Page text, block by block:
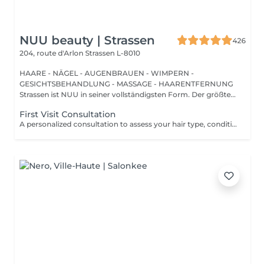
NUU beauty | Strassen
426
204, route d'Arlon Strassen L-8010
HAARE - NÄGEL - AUGENBRAUEN - WIMPERN -
GESICHTSBEHANDLUNG - MASSAGE - HAARENTFERNUNG
Strassen ist NUU in seiner vollständigsten Form. Der größte
First Visit Consultation
A personalized consultation to assess your hair type, condition, and goals helping us recommend the perfect treatments, color, or cut to suit your style and lifestyle.